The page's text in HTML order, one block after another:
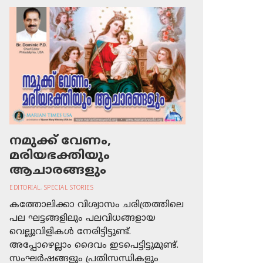
നമുക്ക് വേണം,
മരിയഭക്തിയും
ആചാരങ്ങളും
EDITORIAL, SPECIAL STORIES
കത്തോലിക്കാ വിശ്വാസം ചരിത്രത്തിലെ
പല ഘട്ടങ്ങളിലും പലവിധങ്ങളായ
വെല്ലുവിളികള്‍ നേരിട്ടിട്ടുണ്ട്.
അപ്പോഴെല്ലാം ദൈവം ഇടപെട്ടിട്ടുമുണ്ട്.
സംഘര്‍ഷങ്ങളും പ്രതിസന്ധികളും